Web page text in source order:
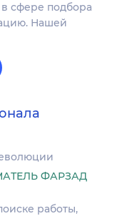
сфере подбора
Нашей
ФАРЗАД
работы,